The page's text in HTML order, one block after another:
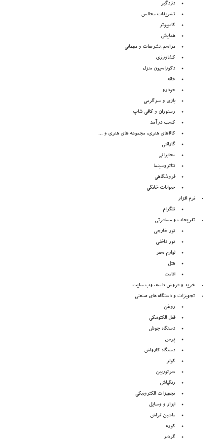
دزدگیر
تشریفات مجالس
کامپیوتر
همایش
مراسم,تشریفات و مهمانی
کشاورزی
دکوراسیون منزل
خانه
خودرو
بازی و سرگرمی
رستوران و کافی شاپ
کسب درآمد
کالاهای هنری، مجموعه های هنری و ...
گارانتی
مخابراتی
تئاتروسینما
فروشگاهی
حیوانات خانگی
نرم افزار
تلگرام
تفریحات و مسافرتی
تور خارجی
تور داخلی
لوازم سفر
هتل
اقامت
خرید و فروش دامنه، وب سایت
تجهیزات و دستگاه های صنعتی
روغن
قفل الکتونیکی
دستگاه جوش
پرس
دستگاه کارواش
کولر
سرتوربین
رنگپاش
تجهیزات الکترونیکی
ابزار و وسایل
ماشین تراش
کوره
گردبر